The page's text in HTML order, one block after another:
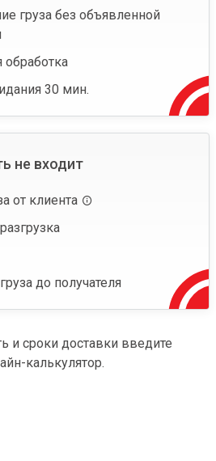
груза без объявленной
обработка
30 мин.
не входит
от клиента
до получателя
и сроки доставки введите
калькулятор.